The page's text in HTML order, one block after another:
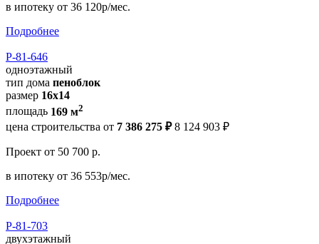
в ипотеку от 36 120р/мес.
Подробнее
Р-81-646
одноэтажный
тип дома пеноблок
размер 16x14
площадь 169 м2
цена строительства от 7 386 275 ₽ 8 124 903 ₽
Проект от 50 700 р.
в ипотеку от 36 553р/мес.
Подробнее
Р-81-703
двухэтажный